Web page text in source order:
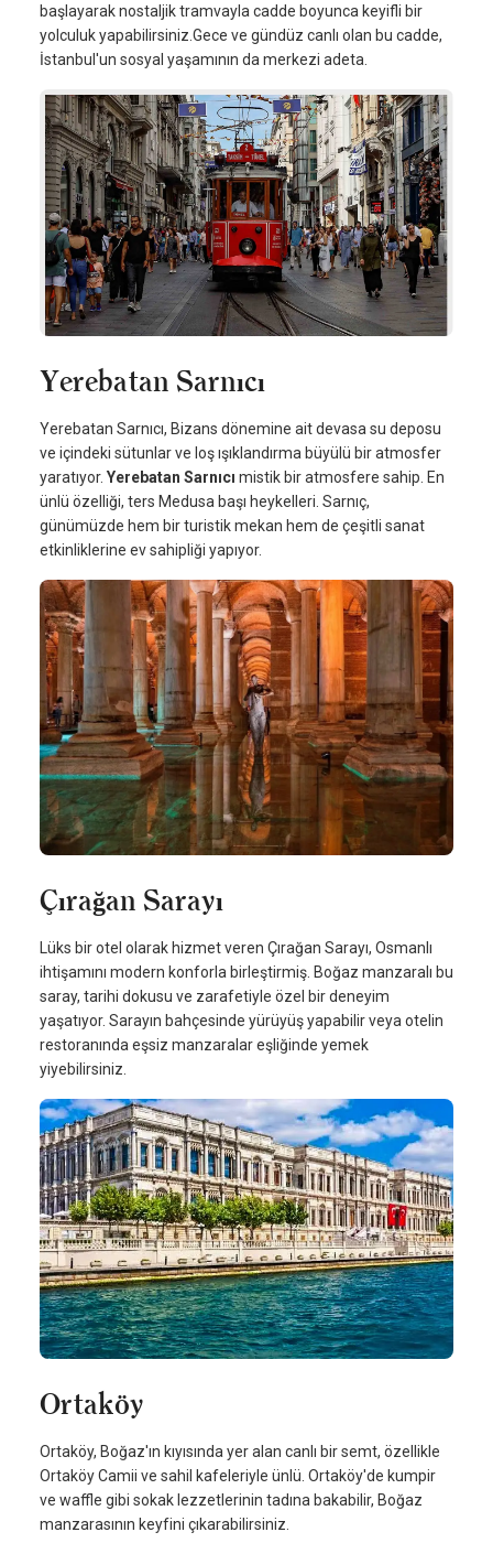
başlayarak nostaljik tramvayla cadde boyunca keyifli bir
yolculuk yapabilirsiniz.Gece ve gündüz canlı olan bu cadde,
İstanbul'un sosyal yaşamının da merkezi adeta.
Yerebatan Sarnıcı
Yerebatan Sarnıcı, Bizans dönemine ait devasa su deposu
ve içindeki sütunlar ve loş ışıklandırma büyülü bir atmosfer
yaratıyor. Yerebatan Sarnıcı mistik bir atmosfere sahip. En
ünlü özelliği, ters Medusa başı heykelleri. Sarnıç,
günümüzde hem bir turistik mekan hem de çeşitli sanat
etkinliklerine ev sahipliği yapıyor.
Çırağan Sarayı
Lüks bir otel olarak hizmet veren Çırağan Sarayı, Osmanlı
ihtişamını modern konforla birleştirmiş. Boğaz manzaralı bu
saray, tarihi dokusu ve zarafetiyle özel bir deneyim
yaşatıyor. Sarayın bahçesinde yürüyüş yapabilir veya otelin
restoranında eşsiz manzaralar eşliğinde yemek
yiyebilirsiniz.
Ortaköy
Ortaköy, Boğaz'ın kıyısında yer alan canlı bir semt, özellikle
Ortaköy Camii ve sahil kafeleriyle ünlü. Ortaköy'de kumpir
ve waffle gibi sokak lezzetlerinin tadına bakabilir, Boğaz
manzarasının keyfini çıkarabilirsiniz.